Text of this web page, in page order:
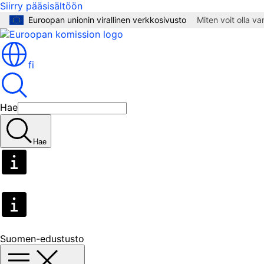
Siirry pääsisältöön
Euroopan unionin virallinen verkkosivusto Miten voit olla
fi
Hae
Hae
Suomen-edustusto